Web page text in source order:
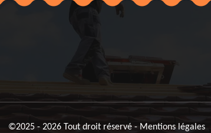
©2025 - 2026 Tout droit réservé - Mentions légales